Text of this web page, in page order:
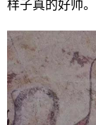
样子真的好帅。